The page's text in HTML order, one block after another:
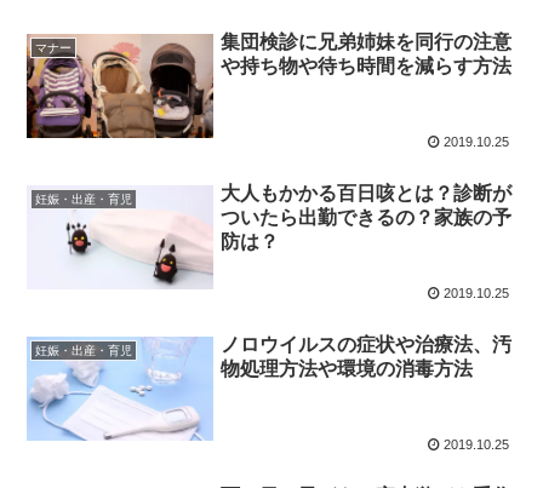
マナー
集団検診に兄弟姉妹を同行の注意
や持ち物や待ち時間を減らす方法
2019.10.25
妊娠・出産・育児
大人もかかる百日咳とは？診断が
ついたら出勤できるの？家族の予
防は？
2019.10.25
妊娠・出産・育児
ノロウイルスの症状や治療法、汚
物処理方法や環境の消毒方法
2019.10.25